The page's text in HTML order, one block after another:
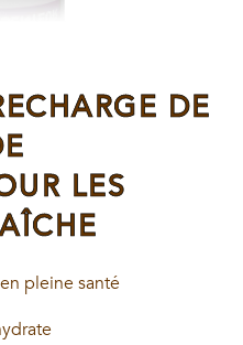
DE
LES
pleine santé